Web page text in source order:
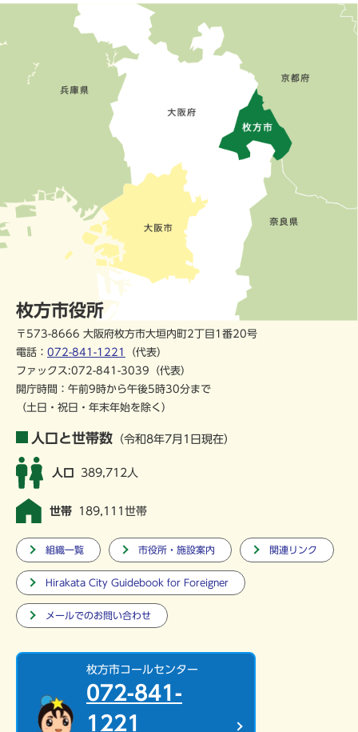
枚方市役所
〒573-8666 大阪府枚方市大垣内町2丁目1番20号
電話： 072-841-1221
（代表）
ファックス:072-841-3039（代表）
開庁時間：午前9時から午後5時30分まで
（土日・祝日・年末年始を除く）
人口と世帯数 （令和8年7月1日現在）
人口 389,712人
世帯 189,111世帯
組織一覧 市役所・施設案内 関連リンク
Hirakata City Guidebook for Foreigner
メールでのお問い合わせ
枚方市コールセンター
072-841-
1221